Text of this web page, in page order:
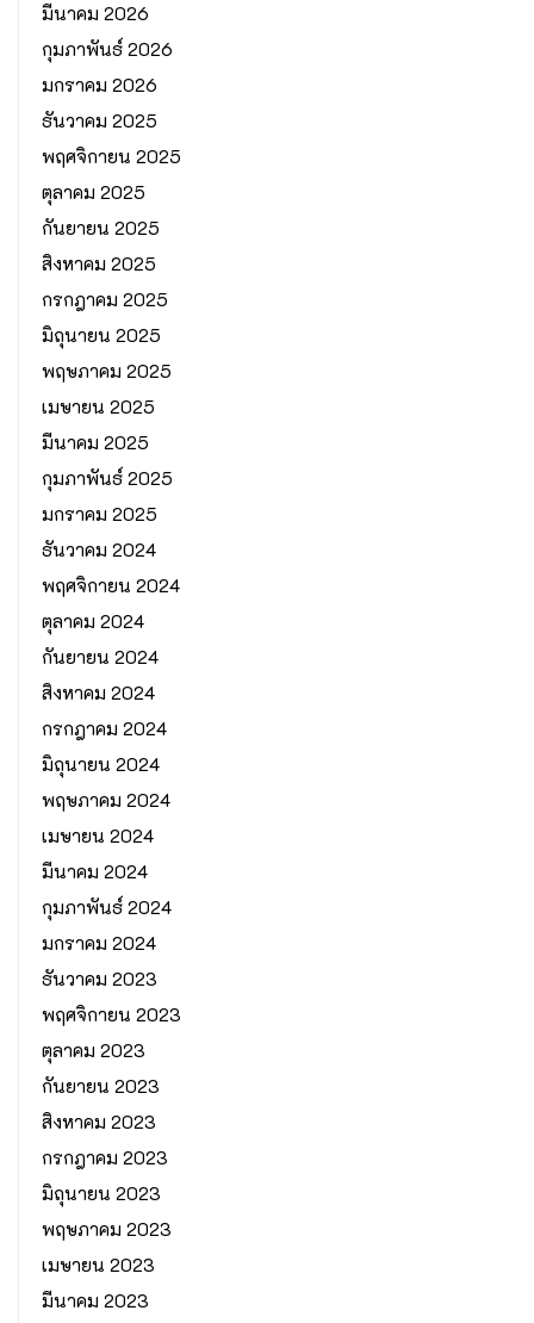
มีนาคม 2026
กุมภาพันธ์ 2026
มกราคม 2026
ธันวาคม 2025
พฤศจิกายน 2025
ตุลาคม 2025
กันยายน 2025
สิงหาคม 2025
กรกฎาคม 2025
มิถุนายน 2025
พฤษภาคม 2025
เมษายน 2025
มีนาคม 2025
กุมภาพันธ์ 2025
มกราคม 2025
ธันวาคม 2024
พฤศจิกายน 2024
ตุลาคม 2024
กันยายน 2024
สิงหาคม 2024
กรกฎาคม 2024
มิถุนายน 2024
พฤษภาคม 2024
เมษายน 2024
มีนาคม 2024
กุมภาพันธ์ 2024
มกราคม 2024
ธันวาคม 2023
พฤศจิกายน 2023
ตุลาคม 2023
กันยายน 2023
สิงหาคม 2023
กรกฎาคม 2023
มิถุนายน 2023
พฤษภาคม 2023
เมษายน 2023
มีนาคม 2023